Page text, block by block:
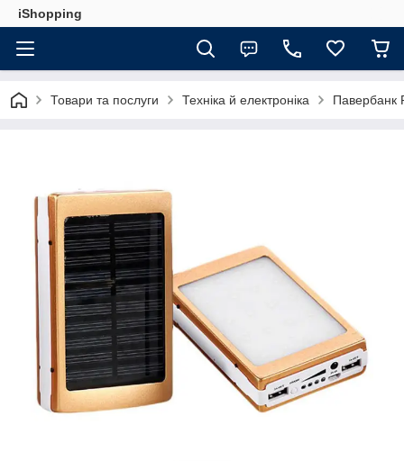
iShopping
Товари та послуги Техніка й електроніка Павербанк